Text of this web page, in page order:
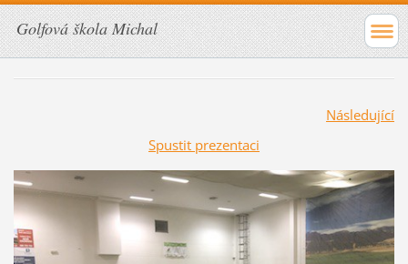
Golfová škola Michal
Následující
Spustit prezentaci